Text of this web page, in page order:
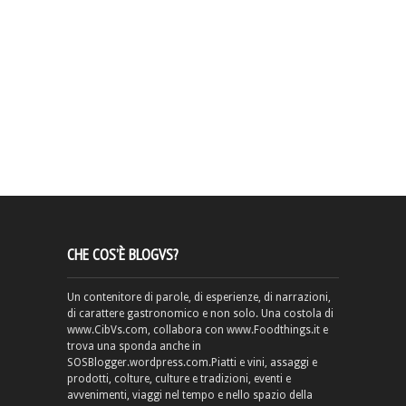
CHE COS’È BLOGVS?
Un contenitore di parole, di esperienze, di narrazioni,
di carattere gastronomico e non solo. Una costola di
www.CibVs.com, collabora con www.Foodthings.it e
trova una sponda anche in
SOSBlogger.wordpress.com.Piatti e vini, assaggi e
prodotti, colture, culture e tradizioni, eventi e
avvenimenti, viaggi nel tempo e nello spazio della